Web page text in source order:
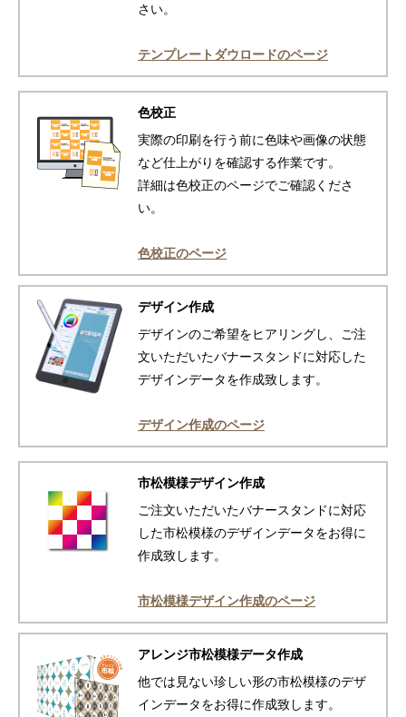
さい。
テンプレートダウロードのページ
色校正
実際の印刷を行う前に色味や画像の状態
など仕上がりを確認する作業です。
詳細は色校正のページでご確認くださ
い。
色校正のページ
デザイン作成
デザインのご希望をヒアリングし、ご注
文いただいたバナースタンドに対応した
デザインデータを作成致します。
デザイン作成のページ
市松模様デザイン作成
ご注文いただいたバナースタンドに対応
した市松模様のデザインデータをお得に
作成致します。
市松模様デザイン作成のページ
アレンジ市松模様データ作成
他では見ない珍しい形の市松模様のデザ
インデータをお得に作成致します。